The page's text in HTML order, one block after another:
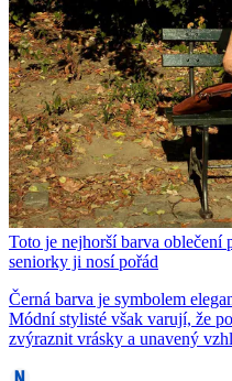
Toto je nejhorší barva oblečení
seniorky ji nosí pořád
Černá barva je symbolem
Módní stylisté však varují, že
zvýraznit vrásky a unavený